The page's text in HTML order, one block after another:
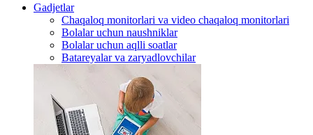
Gadjetlar
Chaqaloq monitorlari va video chaqaloq monitorlari
Bolalar uchun naushniklar
Bolalar uchun aqlli soatlar
Batareyalar va zaryadlovchilar